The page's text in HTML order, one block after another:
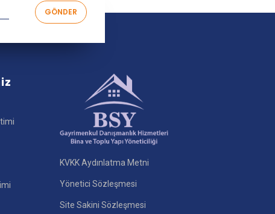
KVKK Aydınlatma Metni
Yönetici Sözleşmesi
Site Sakini Sözleşmesi